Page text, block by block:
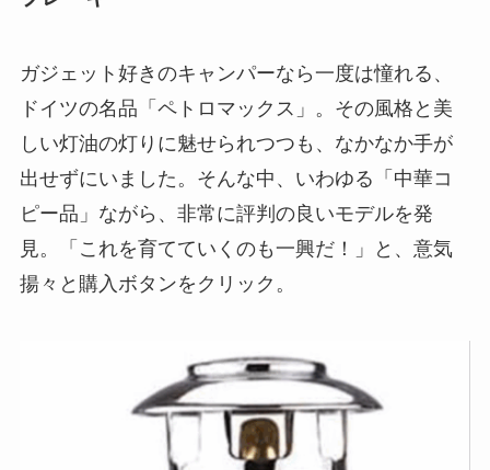
ガジェット好きのキャンパーなら一度は憧れる、
ドイツの名品「ペトロマックス」。その風格と美
しい灯油の灯りに魅せられつつも、なかなか手が
出せずにいました。そんな中、いわゆる「中華コ
ピー品」ながら、非常に評判の良いモデルを発
見。「これを育てていくのも一興だ！」と、意気
揚々と購入ボタンをクリック。